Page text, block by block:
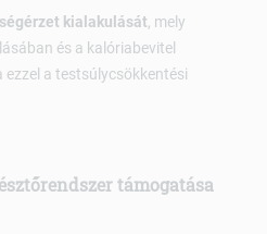
kialakulását , mely
és a kalóriabevitel
a testsúlycsökkentési
támogatása